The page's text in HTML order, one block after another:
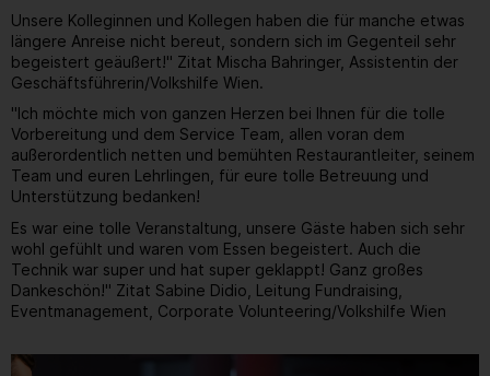
Unsere Kolleginnen und Kollegen haben die für manche etwas
längere Anreise nicht bereut, sondern sich im Gegenteil sehr
begeistert geäußert!" Zitat Mischa Bahringer, Assistentin der
Geschäftsführerin/Volkshilfe Wien.
"Ich möchte mich von ganzen Herzen bei Ihnen für die tolle
Vorbereitung und dem Service Team, allen voran dem
außerordentlich netten und bemühten Restaurantleiter, seinem
Team und euren Lehrlingen, für eure tolle Betreuung und
Unterstützung bedanken!
Es war eine tolle Veranstaltung, unsere Gäste haben sich sehr
wohl gefühlt und waren vom Essen begeistert. Auch die
Technik war super und hat super geklappt! Ganz großes
Dankeschön!" Zitat Sabine Didio, Leitung Fundraising,
Eventmanagement, Corporate Volunteering/Volkshilfe Wien
30